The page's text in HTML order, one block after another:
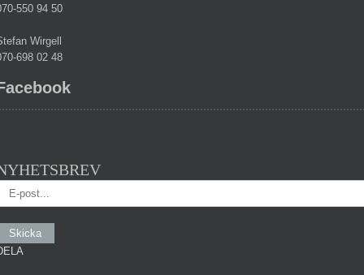
550 94 50
Wirgell
698 02 48